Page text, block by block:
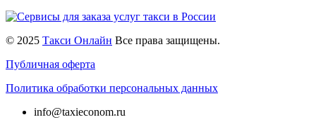
© 2025 Такси Онлайн Все права защищены.
Публичная оферта
Политика обработки персональных данных
info@taxieconom.ru